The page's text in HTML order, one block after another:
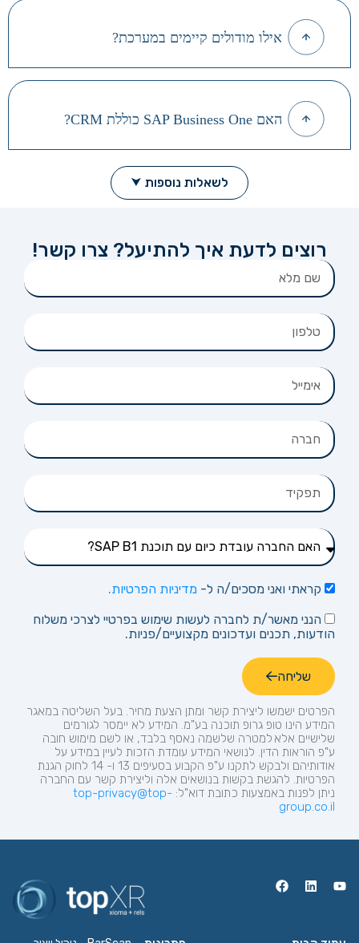
אילו מודולים קיימים במערכת?
האם SAP Business One כוללת CRM?
לשאלות נוספות ⮟
רוצים לדעת איך להתיעל? צרו קשר!
קראתי ואני מסכים/ה ל- מדיניות הפרטיות.
הנני מאשר/ת לחברה לעשות שימוש בפרטיי לצרכי משלוח
הודעות, תכנים ועדכונים מקצועיים/פניות.
שליחה
הפרטים ישמשו ליצירת קשר ומתן הצעת מחיר. בעל השליטה במאגר
המידע הינו טופ גרופ תוכנה בע"מ. המידע לא יימסר לגורמים
שלישיים אלא למטרה שלשמה נאסף בלבד, או לשם מימוש חובה
ע"פ הוראות הדין. לנושאי המידע עומדת הזכות לעיין במידע על
אודותיהם ולבקש לתקנו ע"פ הקבוע בסעיפים 13 ו- 14 לחוק הגנת
הפרטיות. להגשת בקשות בנושאים אלה וליצירת קשר עם החברה
ניתן לפנות באמצעות כתובת דוא"ל: top-privacy@top-
group.co.il